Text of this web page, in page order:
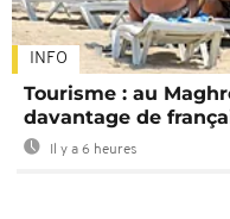
INFO
Tourisme : au
davantage de
Il y a 6 heures